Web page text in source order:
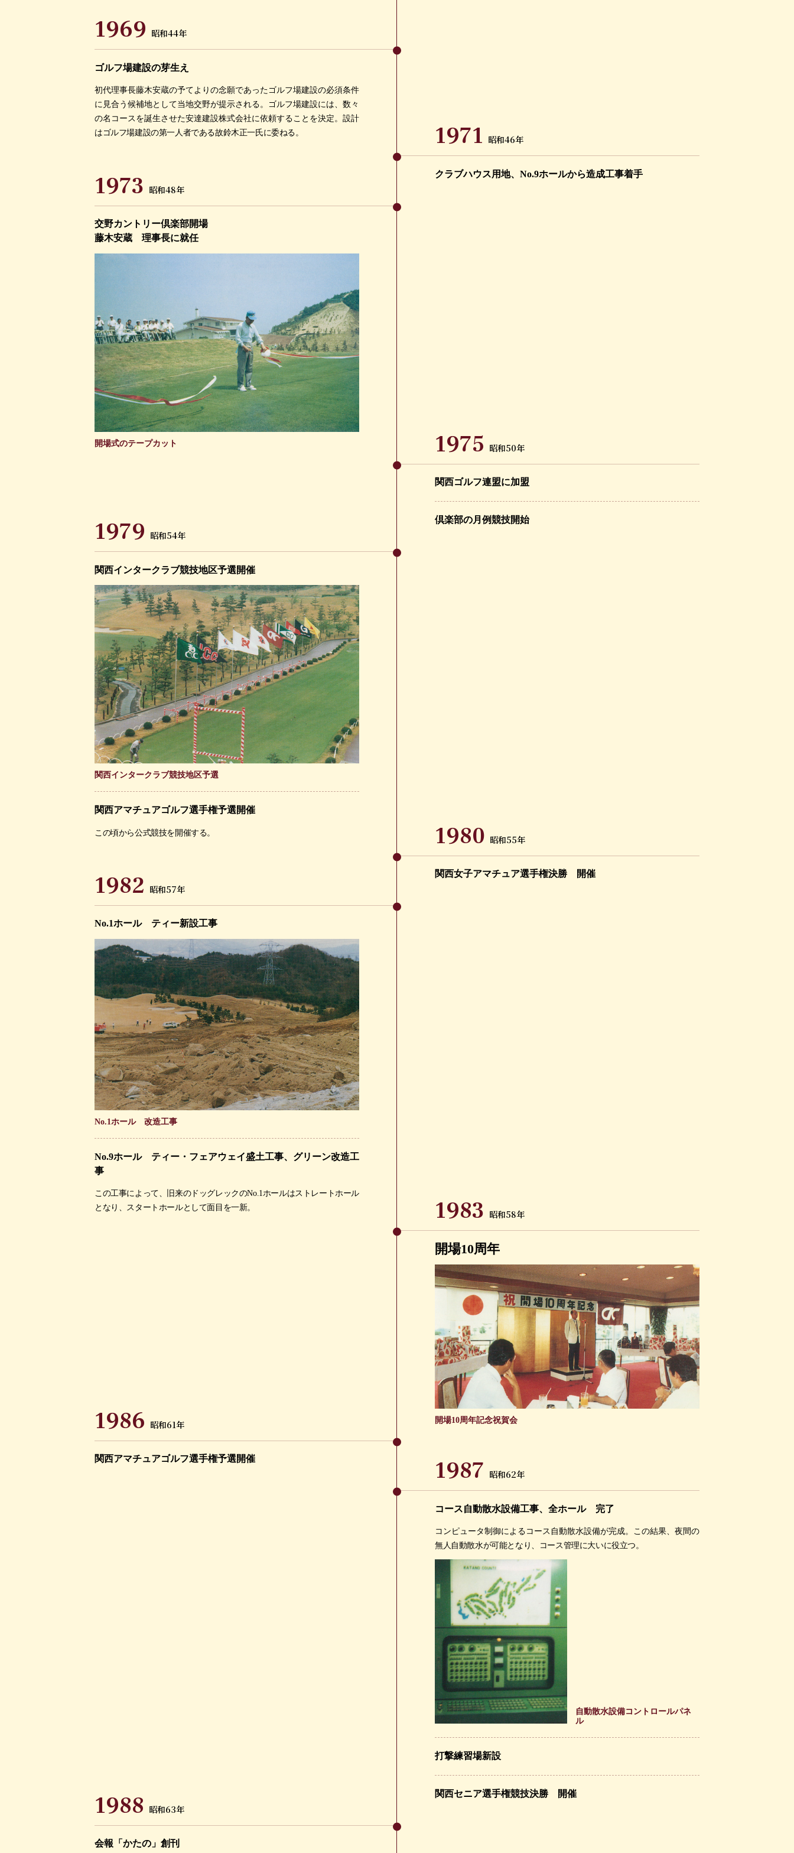
1969 昭和44年
ゴルフ場建設の芽生え
初代理事長藤木安蔵の予てよりの念願であったゴルフ場建設の必須条件
に見合う候補地として当地交野が提示される。ゴルフ場建設には、数々
の名コースを誕生させた安達建設株式会社に依頼することを決定。設計
はゴルフ場建設の第一人者である故鈴木正一氏に委ねる。
1971 昭和46年
クラブハウス用地、No.9ホールから造成工事着手
1973 昭和48年
交野カントリー倶楽部開場
藤木安蔵 理事長に就任
開場式のテープカット 1975 昭和50年
関西ゴルフ連盟に加盟
倶楽部の月例競技開始
1979 昭和54年
関西インタークラブ競技地区予選開催
関西インタークラブ競技地区予選
関西アマチュアゴルフ選手権予選開催
この頃から公式競技を開催する。 1980 昭和55年
関西女子アマチュア選手権決勝 開催
1982 昭和57年
No.1ホール ティー新設工事
No.1ホール 改造工事
No.9ホール ティー・フェアウェイ盛土工事、グリーン改造工
事
この工事によって、旧来のドッグレックのNo.1ホールはストレートホール
となり、スタートホールとして面目を一新。
1983 昭和58年
開場10周年
開場10周年記念祝賀会
1986 昭和61年
関西アマチュアゴルフ選手権予選開催 1987 昭和62年
コース自動散水設備工事、全ホール 完了
コンピュータ制御によるコース自動散水設備が完成。この結果、夜間の
無人自動散水が可能となり、コース管理に大いに役立つ。
自動散水設備コントロールパネ
ル
打撃練習場新設
関西セニア選手権競技決勝 開催
1988 昭和63年
会報「かたの」創刊